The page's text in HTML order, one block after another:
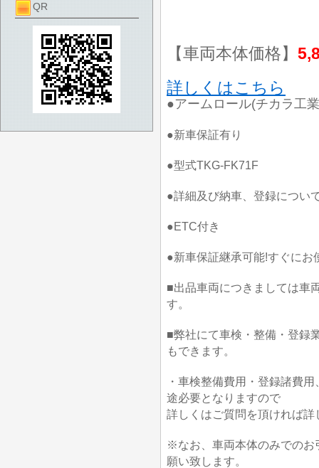
QR
【車両本体価格】
詳しくはこちら
●アームロール(チカラ工
●新車保証有り
●型式TKG-FK71F
●詳細及び納車、登録につい
●ETC付き
●新車保証継承可能!すぐにお
■出品車両につきましては車
す。
■弊社にて車検・整備・登録
もできます。
・車検整備費用・登録諸費
途必要となりますので
詳しくはご質問を頂ければ
※なお、車両本体のみでのお
願い致します。